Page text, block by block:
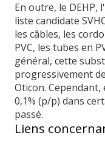
En outre, le
liste candidate
les câbles, les
PVC, les tubes en
général, cette
progressivement
Oticon.
0,1% (p/p) dans
passé.
Liens